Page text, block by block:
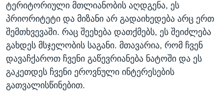
ტერიტორიული მთლიანობის აღდგენა, ეს
პრიორიტეტი და მიზანი არ გადაიხედება არც ერთ
შემთხვევაში. რაც შეეხება დათქმებს, ეს შეიძლება
გახდეს მსჯელობის საგანი. მთავარია, რომ ჩვენ
დავაჩქაროთ ჩვენი გაწევრიანება ნატოში და ეს
გაკეთდეს ჩვენი ეროვნული ინტერესების
გათვალისწინებით.